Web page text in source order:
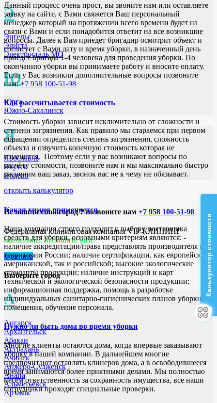
Э
Энгельс
Элиста
Электросталь МО
Ю
Юрга
Южно-Сахалинск
Я
Ярославль
Якутск
Ярцево
Не нашли свой город ? позвоните нам +7 958 100-51-98
Федеральная клининговая компания VIP-КЛИНИНГ
мы онлайн, напишите нам:
Фрязино
Выберите город
А
Ангарск
Архангельск
Абакан
Астрахань
Ачинск
Анжеро-Судженск
Анапа
Альметьевск
Арзамас
Данный процесс очень прост, вы звоните нам или оставляете
заявку на сайте, с Вами свяжется Ваш персональный
менеджер который на протяжении всего времени будет на
связи с Вами и если понадобится ответит на все возникшие
вопросы. Далее к Вам приедет бригадир осмотрит объект и
согласует с Вами дату и время уборки, в назначенный день
приедет бригада 1-4 человека для проведения уборки. По
окончанию уборки вы принимаете работу и вносите оплату.
Если у Вас возникли дополнительные вопросы позвоните
нам:+7 958 100-51-98
Как рассчитывается стоимость
Стоимость уборки зависит исключительно от сложности и
степени загрязнения. Как правило мы стараемся при первом
обращении определить степень загрязнения, сложность
объекта и озвучить конечную стоимость которая не
изменится. Поэтому если у вас возникают вопросы по
расчёту стоимости, позвоните нам и мы максимально быстро
расценим ваш заказ, звонок вас не к чему не обязывает.
открыть калькулятор
Какая химия применяется
Наша компания строго подходит к выбору поставщика
средств для уборки, основными критериям являются: -
наличие аккредитации/права представлять производителя на
территории России; наличие сертификации, как европейской/
американской, так и российской; высокие экологические
стандарты продукции; наличие инструкций и карт
технической и экологической безопасности продукции;
информационная поддержка, помощь в разработке
индивидуальных санитарно-гигиенических планов уборки
помещения, обучение персонала.
Нужно ли быть дома во время уборки
Многие клиенты остаются дома, когда впервые заказывают
уборку в нашей компании. В дальнейшем многие
предпочитают оставлять клинеров дома, а в освободившееся
время занимаются более приятными делами. Мы полностью
несём ответственность за сохранность имущества, все наши
сотрудники проходят специальные проверки.
Калькулятор стоимости